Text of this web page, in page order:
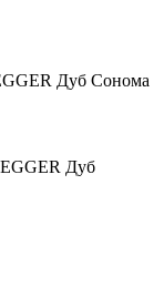
Дуб Сонома
Дуб